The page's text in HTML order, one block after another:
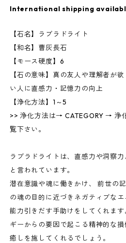
International shipping
【石名】ラブラドライト
【和名】曹灰長石
【モース硬度】6
【石の意味】真の友人や理解者が
い人に直感力・記憶力の向上
【浄化方法】1～5
>> 浄化方法は→ CATEGORY → 浄
覧下さい。
ラブラドライトは、直感力や洞察
と言われています。
潜在意識や魂に働きかけ、 前世の
の魂の目的に近づきネガティブな
能力引きだす手助けをしてくれま
ギーからの要因で起こる精神的な
癒しを施してくれるでしょう。